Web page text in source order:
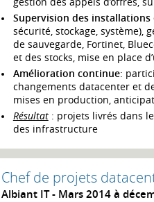
Supervision des installations
sécurité, stockage, système),
de sauvegarde, Fortinet,
et des stocks, mise en place
Amélioration continue:
changements datacenter et
mises en production,
Résultat: projets livrés dans
des infrastructure
Chef de projets
Albiant IT Mars 2014 à